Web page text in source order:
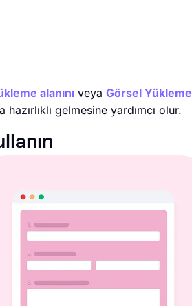
alanını veya Görsel Yükleme
gelmesine yardımcı olur.